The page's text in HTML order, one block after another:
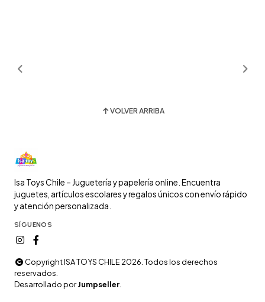
VOLVER ARRIBA
Isa Toys Chile – Juguetería y papelería online. Encuentra
juguetes, artículos escolares y regalos únicos con envío rápido
y atención personalizada.
SÍGUENOS
Copyright ISA TOYS CHILE 2026. Todos los derechos
reservados.
Desarrollado porJumpseller.